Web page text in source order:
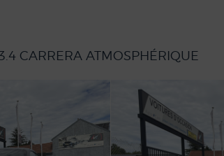
CARRERA ATMOSPHÉRIQUE